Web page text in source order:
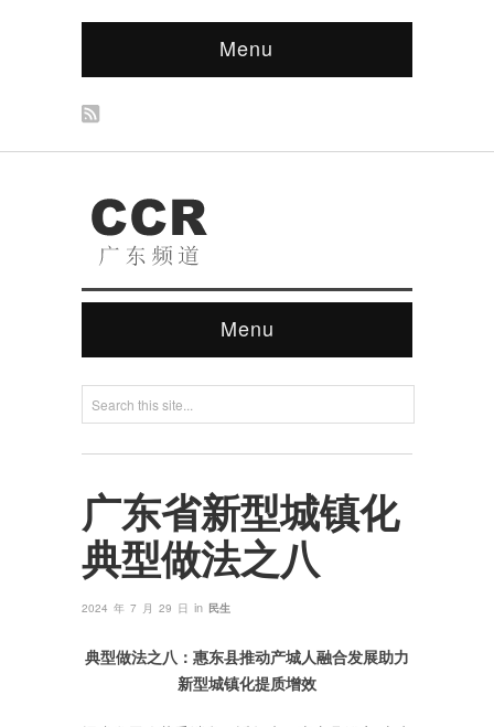
Menu
Menu
广东省新型城镇化
典型做法之八
2024 年 7 月 29 日 in 民生
典型做法之八：惠东县推动产城人融合发展助力
新型城镇化提质增效